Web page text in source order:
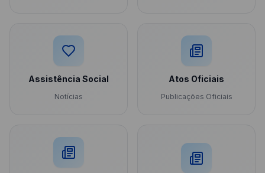
Assistência Social
Notícias
Atos Oficiais
Publicações Oficiais